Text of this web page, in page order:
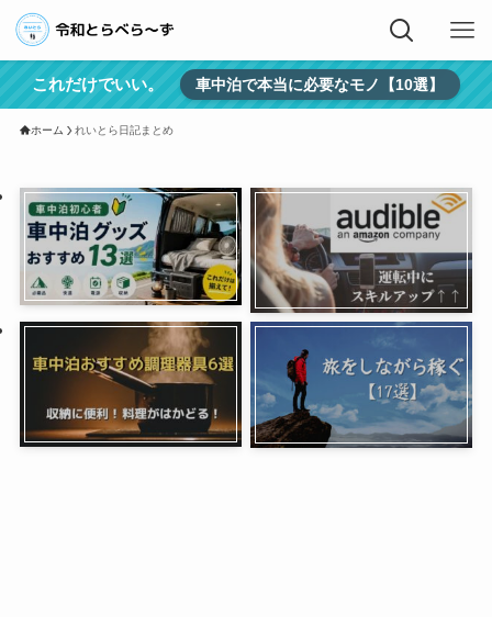
これだけでいい。 車中泊で本当に必要なモノ【10選】
ホーム れいとら日記まとめ